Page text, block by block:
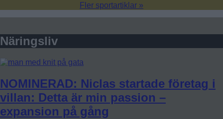
Fler sportartiklar »
Näringsliv
NOMINERAD: Niclas startade företag i
villan: Detta är min passion –
expansion på gång